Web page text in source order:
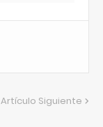
Artículo Siguiente